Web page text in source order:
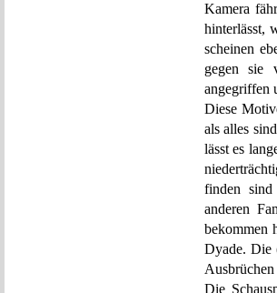
Kamera
hinterlässt,
scheinen
gegen sie
angegriffen
Diese
als alles
lässt es
finden
anderen
bekommen
Dyade. Die
Die